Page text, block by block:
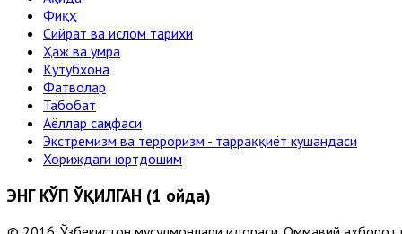
Фиқҳ
Сийрат ва ислом тарихи
Ҳаж ва умра
Кутубхона
Фатволар
Табобат
Аёллар саҳифаси
Экстремизм ва терроризм - тарраққиёт кушандаси
Хориждаги юртдошим
ЭНГ КЎП ЎҚИЛГАН (1 ойда)